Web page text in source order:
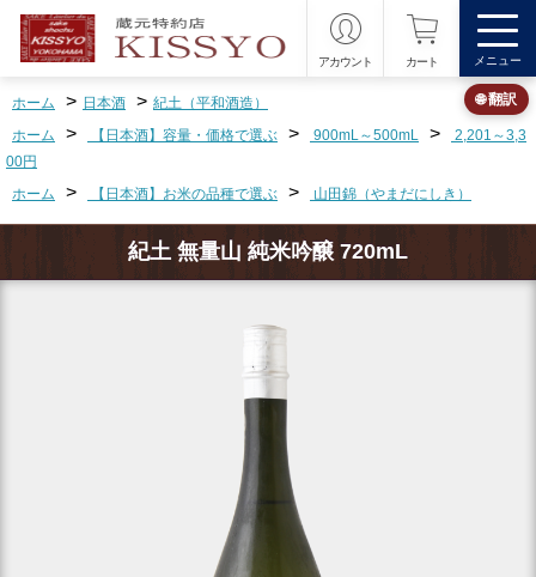
アカウント カート メニュー
ホーム > 日本酒 > 紀土（平和酒造）
ホーム
> 【日本酒】容量・価格で選ぶ > 900mL～500mL >
2,201～3,3
00円
ホーム
> 【日本酒】お米の品種で選ぶ > 山田錦（やまだにしき）
紀土 無量山 純米吟醸 720mL
🌐 翻訳